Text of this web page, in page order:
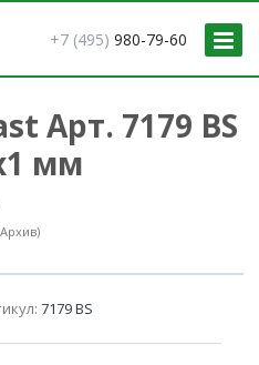
+7 (495) 980-79-60
Арт. 7179 BS
мм
7179 BS